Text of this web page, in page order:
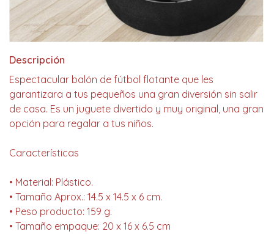
Descripción
Espectacular balón de fútbol flotante que les
garantizara a tus pequeños una gran diversión sin salir
de casa. Es un juguete divertido y muy original, una gran
opción para regalar a tus niños.
Características
• Material: Plástico.
• Tamaño Aprox.: 14.5 x 14.5 x 6 cm.
• Peso producto: 159 g.
• Tamaño empaque: 20 x 16 x 6.5 cm